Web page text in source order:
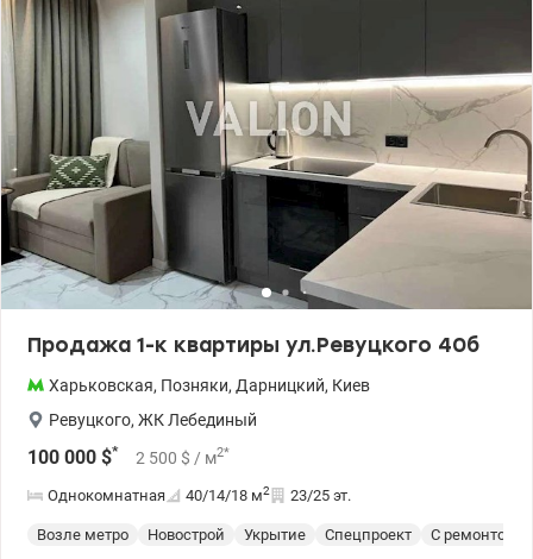
Солнечный. Наличие большой стоянки+(одно крытое
парковочное место включено стоимость квартиры). 044 200 10
80 valion.ua/1145475
Продажа 1-к квартиры ул.Ревуцкого 40б
Харьковская, Позняки, Дарницкий, Киев
Ревуцкого, ЖК Лебединый
100 000 $* 2 500 $ / м2*
Однокомнатная 40/14/18 м2 23/25 эт.
Возле метро Новострой Укрытие Спецпроект
С ремонтом